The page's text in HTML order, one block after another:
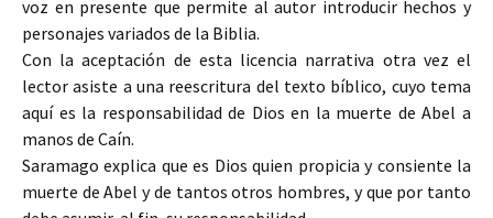
voz en presente que permite al autor introducir hechos y
personajes variados de la Biblia.
Con la aceptación de esta licencia narrativa otra vez el
lector asiste a una reescritura del texto bíblico, cuyo tema
aquí es la responsabilidad de Dios en la muerte de Abel a
manos de Caín.
Saramago explica que es Dios quien propicia y consiente la
muerte de Abel y de tantos otros hombres, y que por tanto